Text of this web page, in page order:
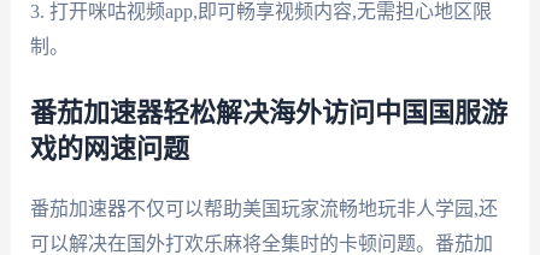
3. 打开咪咕视频app,即可畅享视频内容,无需担心地区限
制。
番茄加速器轻松解决海外访问中国国服游
戏的网速问题
番茄加速器不仅可以帮助美国玩家流畅地玩非人学园,还
可以解决在国外打欢乐麻将全集时的卡顿问题。番茄加